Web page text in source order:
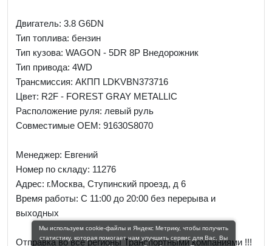
Двигатель: 3.8 G6DN
Тип топлива: бензин
Тип кузова: WAGON - 5DR 8P Внедорожник
Тип привода: 4WD
Трансмиссия: AКПП LDKVBN373716
Цвет: R2F - FOREST GRAY METALLIC
Расположение руля: левый руль
Совместимые OEM: 91630S8070
Менеджер: Евгений
Номер по складу: 11276
Адрес: г.Москва, Ступинский проезд, д 6
Время работы: С 11:00 до 20:00 без перерыва и
выходных
Отправка во все регионы Транспортными компаниями !!!
Мы используем cookie-файлы и Яндекс Метрику, чтобы получить
статистику, которая помогает нам улучшить сервис для Вас. Вы